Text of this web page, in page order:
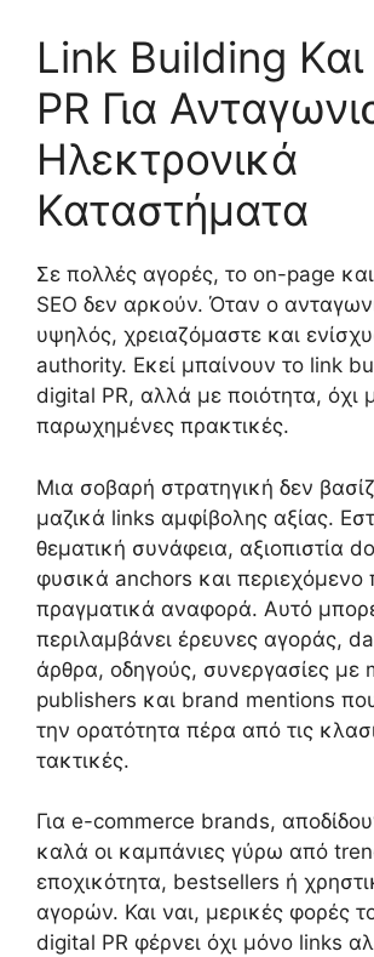
Link Building
PR Για
Ηλεκτρονικά
Καταστήματα
Σε πολλές αγορές, το on-page
SEO δεν αρκούν. Όταν ο
υψηλός, χρειαζόμαστε και
authority. Εκεί μπαίνουν το link
digital PR, αλλά με ποιότητα, όχι
παρωχημένες πρακτικές.
Μια σοβαρή στρατηγική δεν
μαζικά links αμφίβολης αξίας.
θεματική συνάφεια, αξιοπιστία
φυσικά anchors και περιεχόμενο
πραγματικά αναφορά. Αυτό
περιλαμβάνει έρευνες αγοράς,
άρθρα, οδηγούς, συνεργασίες με
publishers και brand mentions
την ορατότητα πέρα από τις
τακτικές.
Για e-commerce brands,
καλά οι καμπάνιες γύρω από
εποχικότητα, bestsellers ή
αγορών. Και ναι, μερικές φορές
digital PR φέρνει όχι μόνο links